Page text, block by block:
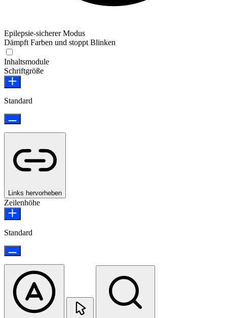
Epilepsie-sicherer Modus
Dämpft Farben und stoppt Blinken
Inhaltsmodule
Schriftgröße
Standard
Links hervorheben
Zeilenhöhe
Standard